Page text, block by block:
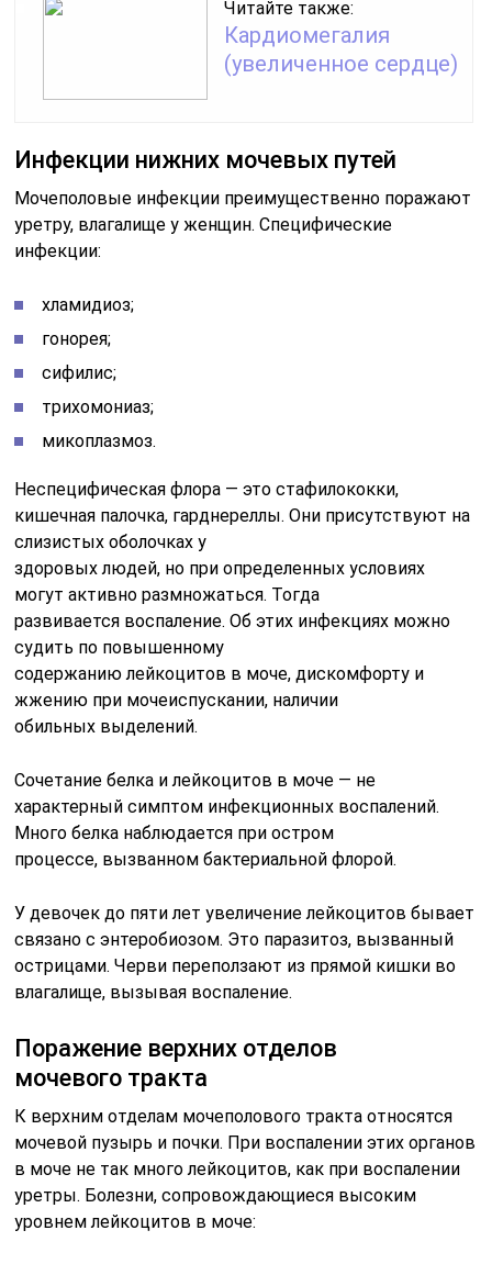
Читайте также:
Кардиомегалия
(увеличенное сердце)
Инфекции нижних мочевых путей
Мочеполовые инфекции преимущественно поражают
уретру, влагалище у женщин. Специфические
инфекции:
хламидиоз;
гонорея;
сифилис;
трихомониаз;
микоплазмоз.
Неспецифическая флора — это стафилококки,
кишечная палочка, гарднереллы. Они присутствуют на
слизистых оболочках у
здоровых людей, но при определенных условиях
могут активно размножаться. Тогда
развивается воспаление. Об этих инфекциях можно
судить по повышенному
содержанию лейкоцитов в моче, дискомфорту и
жжению при мочеиспускании, наличии
обильных выделений.
Сочетание белка и лейкоцитов в моче — не
характерный симптом инфекционных воспалений.
Много белка наблюдается при остром
процессе, вызванном бактериальной флорой.
У девочек до пяти лет увеличение лейкоцитов бывает
связано с энтеробиозом. Это паразитоз, вызванный
острицами. Черви переползают из прямой кишки во
влагалище, вызывая воспаление.
Поражение верхних отделов
мочевого тракта
К верхним отделам мочеполового тракта относятся
мочевой пузырь и почки. При воспалении этих органов
в моче не так много лейкоцитов, как при воспалении
уретры. Болезни, сопровождающиеся высоким
уровнем лейкоцитов в моче: